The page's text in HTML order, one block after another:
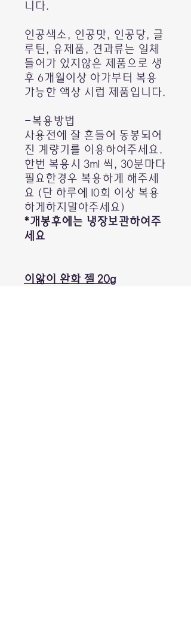
니다.
인공색소, 인공맛, 인공당, 글
루틴, 유제품, 견과류는 일체
들어가 있지않은 제품으로 생
후 6개월이상 아가부터 복용
가능한 액상 시럽 제품입니다.
-복용방법
사용전에 잘 흔들어 동봉되어
진 계량기를 이용하여주세요.
한번 복용시 3ml 씩, 30분마다
필요한경우 복용하게 해주세
요 (단 하루에 10회 이상 복용
하게하지말아주세요)
*개봉후에는 냉장보관하여주
세요
이앓이 완화 젤 20g